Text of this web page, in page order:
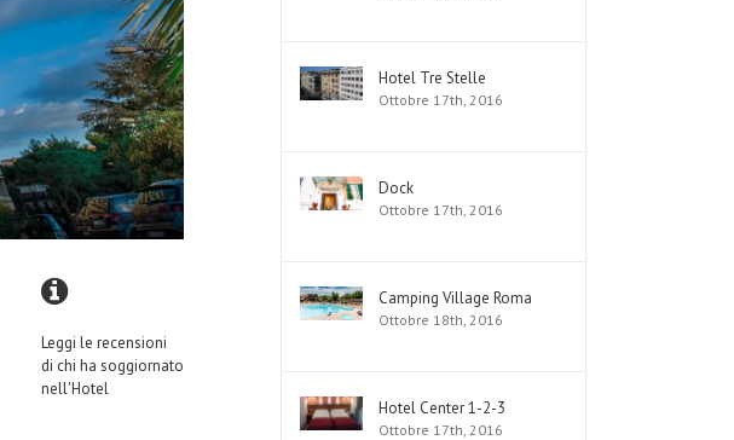
Leggi le recensioni
di chi ha soggiornato
nell'Hotel
Hotel Tre Stelle
Ottobre 17th, 2016
Dock
Ottobre 17th, 2016
Camping Village Roma
Ottobre 18th, 2016
Hotel Center 1-2-3
Ottobre 17th, 2016